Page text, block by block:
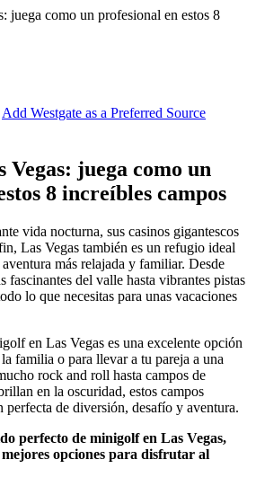
Add Westgate as a Preferred Source
juega como un
8 increíbles campos
vida nocturna, sus casinos gigantescos
Las Vegas también es un refugio ideal
más relajada y familiar. Desde
fascinantes del valle hasta vibrantes pistas
lo que necesitas para unas vacaciones
en Las Vegas es una excelente opción
familia o para llevar a tu pareja a una
rock and roll hasta campos de
en la oscuridad, estos campos
perfecta de diversión, desafío y aventura.
perfecto de minigolf en Las Vegas,
opciones para disfrutar al